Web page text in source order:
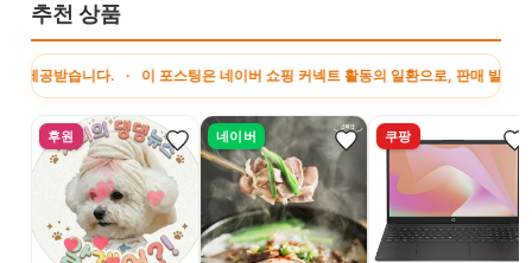
추천 상품
니다. · 이 포스팅은 네이버 쇼핑 커넥트 활동의 일환으로, 판매 발생 시 수
후원 네이버 쿠팡